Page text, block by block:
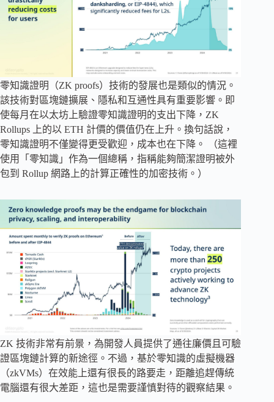
零知識證明（ZK proofs）技術的發展也是類似的情況。
該技術對區塊鏈擴展、隱私和互通性具有重要影響。即
使每月在以太坊上驗證零知識證明的支出下降，ZK
Rollups 上的以 ETH 計價的價值仍在上升。換句話說，
零知識證明不僅變得更受歡迎，成本也在下降。 （這裡
使用「零知識」作為一個總稱，指稱能夠簡潔證明被外
包到 Rollup 網路上的計算正確性的加密技術。）
ZK 技術非常有前景，為開發人員提供了通往廉價且可驗
證區塊鏈計算的新途徑。不過，基於零知識的虛擬機器
（zkVMs）在效能上還有很長的路要走，距離追趕傳統
電腦還有很大差距，這也是需要謹慎對待的觀察結果。